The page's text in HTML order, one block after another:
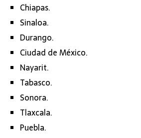
Chiapas.
Sinaloa.
Durango.
Ciudad de México.
Nayarit.
Tabasco.
Sonora.
Tlaxcala.
Puebla.